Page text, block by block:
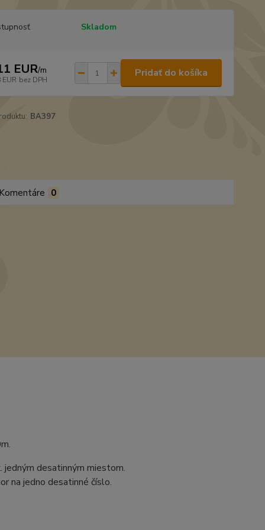
Skladom
EUR/m
bez DPH
Pridať do košíka
BA397
0
desatinným miestom.
na jedno desatinné číslo.